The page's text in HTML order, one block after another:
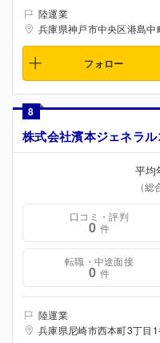
陸運業
兵庫県神戸市中央区港島中
フォロー
8
株式会社濱本ジェネラ
平均
（
口コミ・評判
0 件
転職・中途面接
0 件
陸運業
兵庫県尼崎市西本町3丁目